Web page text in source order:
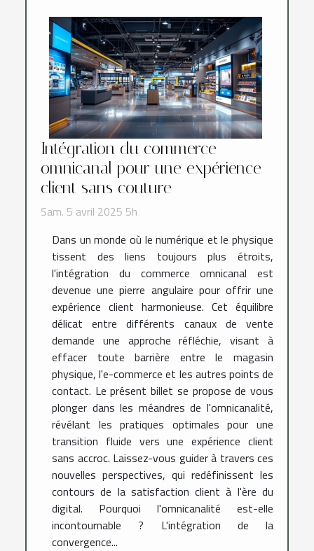
Intégration du commerce
omnicanal pour une expérience
client sans couture
Sam. 5 avril 2025 5h
Dans un monde où le numérique et le physique
tissent des liens toujours plus étroits,
l'intégration du commerce omnicanal est
devenue une pierre angulaire pour offrir une
expérience client harmonieuse. Cet équilibre
délicat entre différents canaux de vente
demande une approche réfléchie, visant à
effacer toute barrière entre le magasin
physique, l'e-commerce et les autres points de
contact. Le présent billet se propose de vous
plonger dans les méandres de l'omnicanalité,
révélant les pratiques optimales pour une
transition fluide vers une expérience client
sans accroc. Laissez-vous guider à travers ces
nouvelles perspectives, qui redéfinissent les
contours de la satisfaction client à l'ère du
digital. Pourquoi l'omnicanalité est-elle
incontournable ? L'intégration de la
convergence...